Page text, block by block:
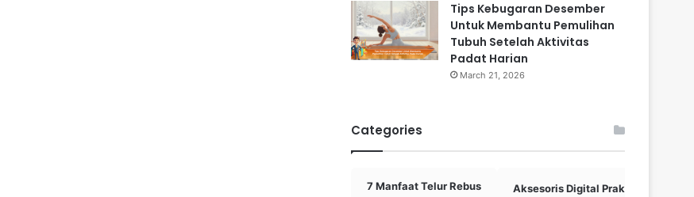
Tips Kebugaran Desember
Untuk Membantu Pemulihan
Tubuh Setelah Aktivitas
Padat Harian
March 21, 2026
Categories
7 Manfaat Telur Rebus Aksesoris Digital Praktis